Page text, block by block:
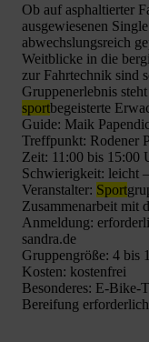
Ob auf asphaltierter
ausgewiesenen
abwechslungsreich
Weitblicke in die
zur Fahrtechnik sind
Gruppenerlebnis
sportbegeisterte
Guide: Maik
Treffpunkt: Rodener
Zeit: 11:00 bis 15:00
Schwierigkeit: leicht
Veranstalter: Sport
Zusammenarbeit mit
Anmeldung:
sandra.de
Gruppengröße: 4 bis
Kosten: kostenfrei
Besonderes: E-Bike-
Bereifung